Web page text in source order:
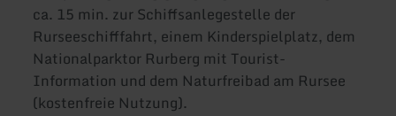
ca. 15 min. zur Schiffsanlegestelle der
Rurseeschifffahrt, einem Kinderspielplatz, dem
Nationalparktor Rurberg mit Tourist-
Information und dem Naturfreibad am Rursee
(kostenfreie Nutzung).